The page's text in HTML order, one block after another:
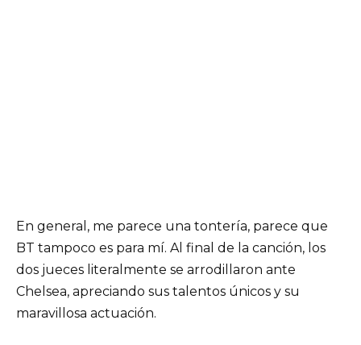
En general, me parece una tontería, parece que
BT tampoco es para mí. Al final de la canción, los
dos jueces literalmente se arrodillaron ante
Chelsea, apreciando sus talentos únicos y su
maravillosa actuación.